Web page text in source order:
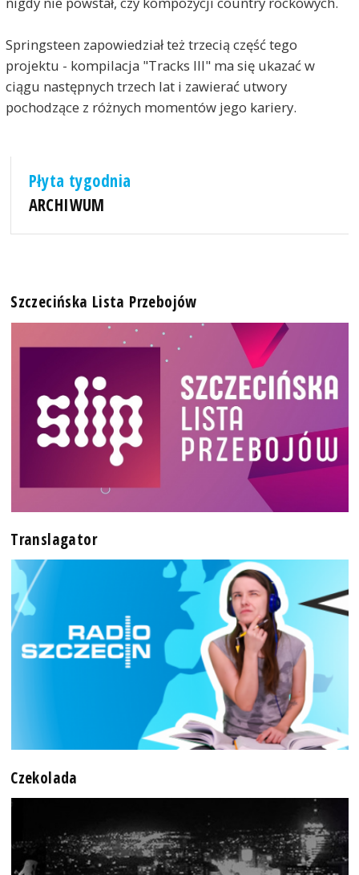
Springsteen zapowiedział też trzecią część tego
projektu - kompilacja "Tracks III" ma się ukazać w
ciągu następnych trzech lat i zawierać utwory
pochodzące z różnych momentów jego kariery.
Płyta tygodnia
ARCHIWUM
Szczecińska Lista Przebojów
Translagator
Czekolada